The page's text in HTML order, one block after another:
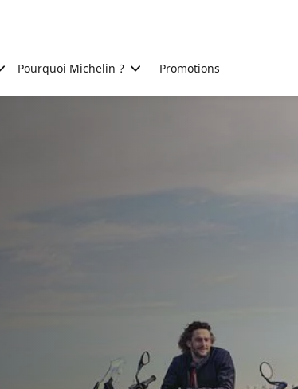
Pourquoi Michelin ? Promotions